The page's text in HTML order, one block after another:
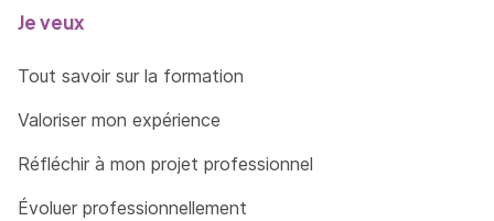
Je veux
Tout savoir sur la formation
Valoriser mon expérience
Réfléchir à mon projet professionnel
Évoluer professionnellement